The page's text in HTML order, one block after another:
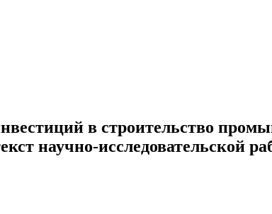
в строительство
научно-исследовательской